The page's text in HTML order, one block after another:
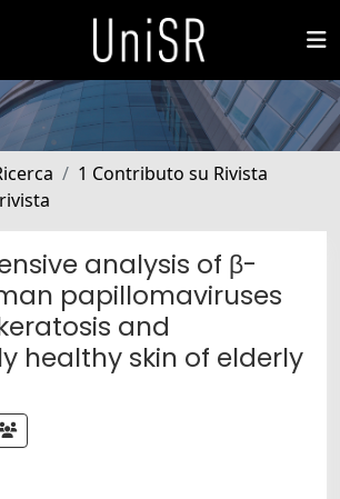
1 Contributo su Rivista
analysis of β-
papillomaviruses
and
healthy skin of elderly